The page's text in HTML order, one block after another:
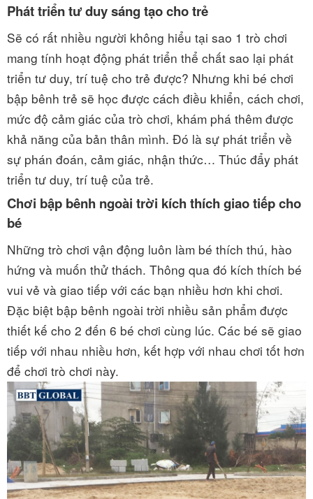
Phát triển tư duy sáng tạo cho trẻ
Sẽ có rất nhiều người không hiểu tại sao 1 trò chơi
mang tính hoạt động phát triển thể chất sao lại phát
triển tư duy, trí tuệ cho trẻ được? Nhưng khi bé chơi
bập bênh trẻ sẽ học được cách điều khiển, cách chơi,
mức độ cảm giác của trò chơi, khám phá thêm được
khả năng của bản thân mình. Đó là sự phát triển về
sự phán đoán, cảm giác, nhận thức… Thúc đẩy phát
triển tư duy, trí tuệ của trẻ.
Chơi bập bênh ngoài trời kích thích giao tiếp cho
bé
Những trò chơi vận động luôn làm bé thích thú, hào
hứng và muốn thử thách. Thông qua đó kích thích bé
vui vẻ và giao tiếp với các bạn nhiều hơn khi chơi.
Đặc biệt bập bênh ngoài trời nhiều sản phẩm được
thiết kế cho 2 đến 6 bé chơi cùng lúc. Các bé sẽ giao
tiếp với nhau nhiều hơn, kết hợp với nhau chơi tốt hơn
để chơi trò chơi này.